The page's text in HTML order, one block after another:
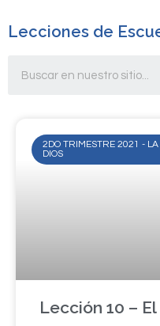
Lecciones de
2DO TRIMESTRE 2021 - LA
DIOS
Lección 10 –